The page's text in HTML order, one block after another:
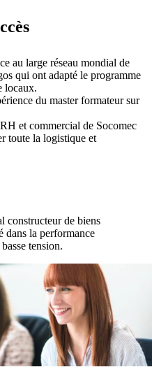
au large réseau mondial de
qui ont adapté le programme
locaux.
du master formateur sur
et commercial de Socomec
toute la logistique et
constructeur de biens
dans la performance
tension.